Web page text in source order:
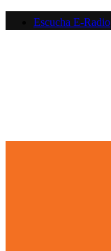
al
Escucha E-Radio